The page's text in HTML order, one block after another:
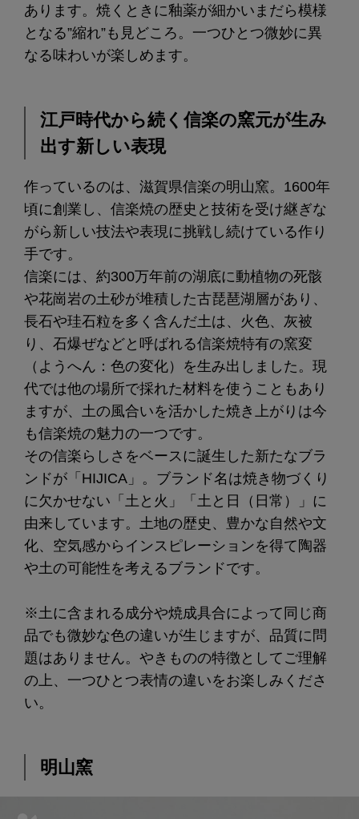
あります。焼くときに釉薬が細かいまだら模様
となる”縮れ”も見どころ。一つひとつ微妙に異
なる味わいが楽しめます。
江戸時代から続く信楽の窯元が生み
出す新しい表現
作っているのは、滋賀県信楽の明山窯。1600年
頃に創業し、信楽焼の歴史と技術を受け継ぎな
がら新しい技法や表現に挑戦し続けている作り
手です。
信楽には、約300万年前の湖底に動植物の死骸
や花崗岩の土砂が堆積した古琵琶湖層があり、
長石や珪石粒を多く含んだ土は、火色、灰被
り、石爆ぜなどと呼ばれる信楽焼特有の窯変
（ようへん：色の変化）を生み出しました。現
代では他の場所で採れた材料を使うこともあり
ますが、土の風合いを活かした焼き上がりは今
も信楽焼の魅力の一つです。
その信楽らしさをベースに誕生した新たなブラ
ンドが「HIJICA」。ブランド名は焼き物づくり
に欠かせない「土と火」「土と日（日常）」に
由来しています。土地の歴史、豊かな自然や文
化、空気感からインスピレーションを得て陶器
や土の可能性を考えるブランドです。
※土に含まれる成分や焼成具合によって同じ商
品でも微妙な色の違いが生じますが、品質に問
題はありません。やきものの特徴としてご理解
の上、一つひとつ表情の違いをお楽しみくださ
い。
明山窯